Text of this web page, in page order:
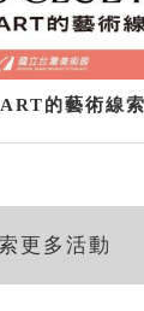
的藝術線
更多活動